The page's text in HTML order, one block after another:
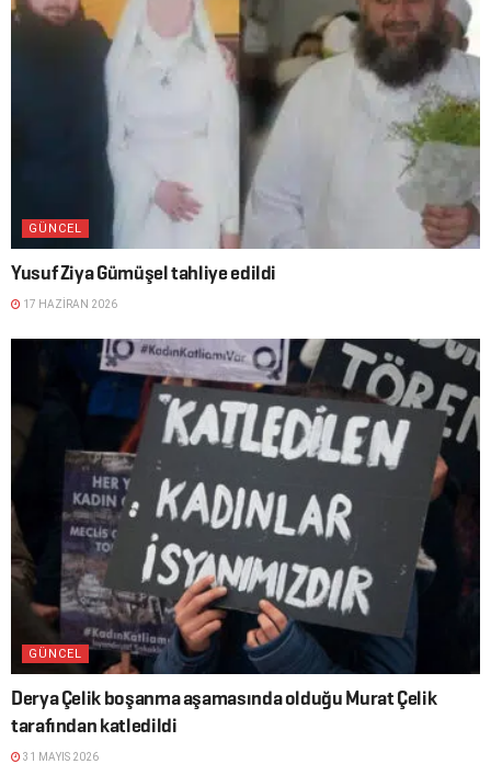
GÜNCEL
Yusuf Ziya Gümüşel tahliye edildi
17 HAZIRAN 2026
GÜNCEL
Derya Çelik boşanma aşamasında olduğu Murat Çelik
tarafından katledildi
31 MAYIS 2026